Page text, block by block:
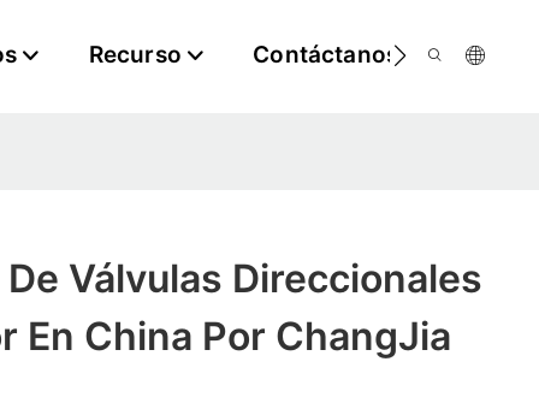
Recurso Contáctanos
Válvulas Direccionales
En China Por ChangJia